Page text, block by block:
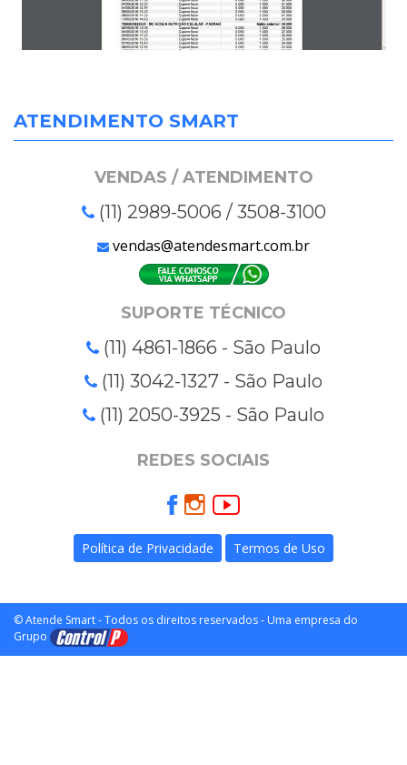
ATENDIMENTO SMART
VENDAS / ATENDIMENTO
(11) 2989-5006 / 3508-3100
vendas@atendesmart.com.br
SUPORTE TÉCNICO
(11) 4861-1866 - São Paulo
(11) 3042-1327 - São Paulo
(11) 2050-3925 - São Paulo
REDES SOCIAIS
Política de Privacidade Termos de Uso
© Atende Smart - Todos os direitos reservados - Uma empresa do
Grupo